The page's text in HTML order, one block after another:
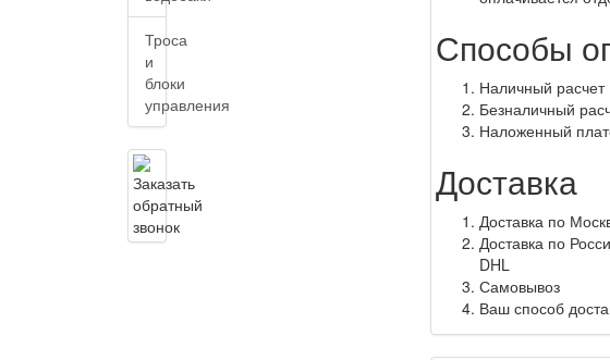
Троса
и
блоки
управления
Способы
Наличный расчет
Безналичный
Наложенный
Доставка
Доставка по
Доставка по
DHL
Самовывоз
Ваш способ